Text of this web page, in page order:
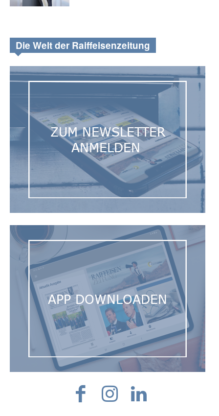
Die Welt der Raiffeisenzeitung